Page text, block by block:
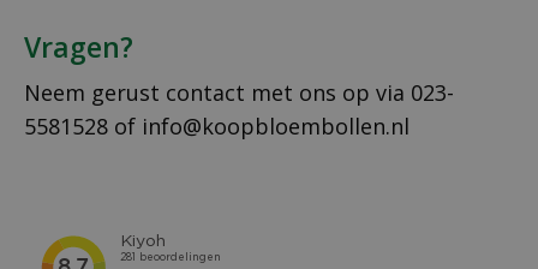
Vragen?
Neem gerust contact met ons op via 023-
5581528 of info@koopbloembollen.nl